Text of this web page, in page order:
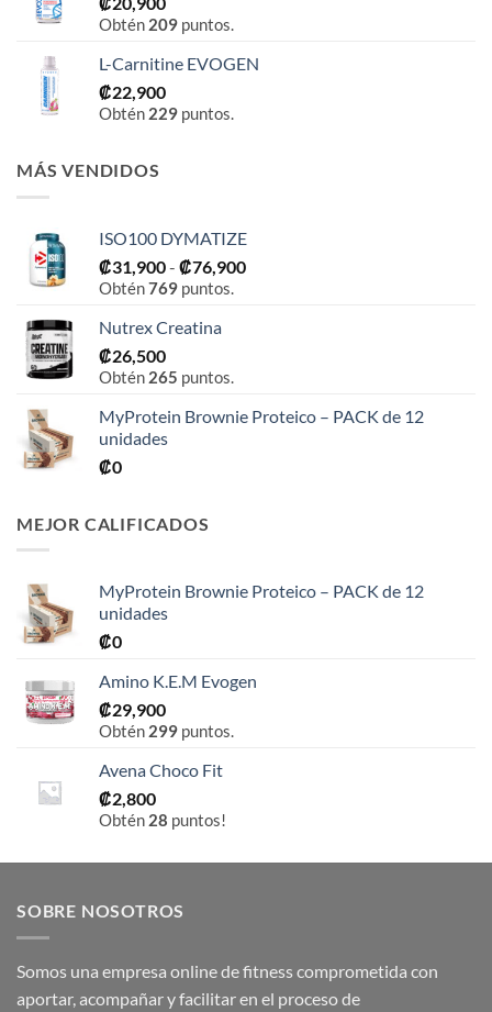
Obtén 209 puntos.
L-Carnitine EVOGEN
₡22,900
Obtén 229 puntos.
MÁS VENDIDOS
ISO100 DYMATIZE
₡31,900- ₡76,900Rango
Obtén769 puntos.
Nutrex Creatina
₡26,500
Obtén 265 puntos.
MyProtein Brownie Proteico – PACK de 12
unidades
₡0
MEJOR CALIFICADOS
MyProtein Brownie Proteico – PACK de 12
unidades
₡0
Amino K.E.M Evogen
₡29,900
Obtén 299 puntos.
Avena Choco Fit
₡2,800
Obtén 28 puntos!
SOBRE NOSOTROS
Somos una empresa online de fitness comprometida con
aportar, acompañar y facilitar en el proceso de